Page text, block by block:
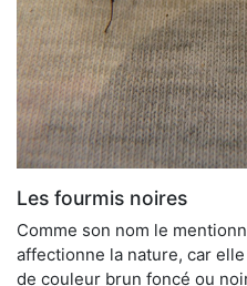
Les fourmis noires
Comme son nom le
affectionne la nature, car
de couleur brun foncé ou